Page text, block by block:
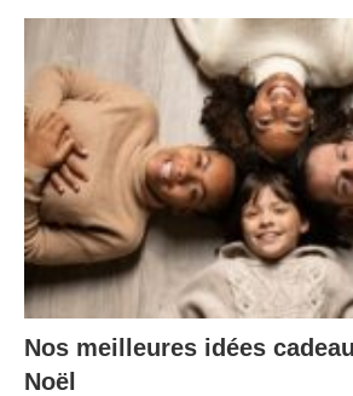
Nos meilleures idées
Noël